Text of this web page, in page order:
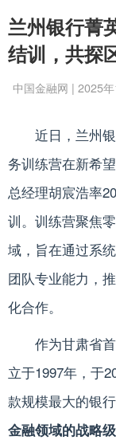
兰州银行菁
结训，共探
中国金融网 | 2025
近日，兰州
务训练营在新希
总经理胡宸浩率
训。训练营聚焦
域，旨在通过系
团队专业能力，
化合作。
作为甘肃省
立于1997年，于
款规模最大的银行
金融领域的战略